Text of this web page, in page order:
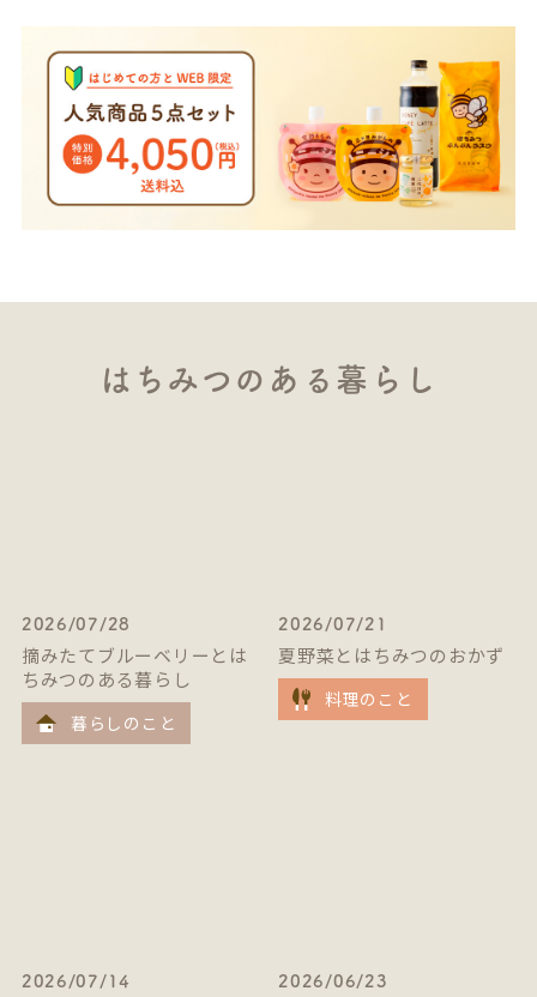
はちみつのある暮らし
2026/07/28
摘みたてブルーベリーとは
ちみつのある暮らし
暮らしのこと
2026/07/21
夏野菜とはちみつのおかず
料理のこと
2026/07/14 2026/06/23